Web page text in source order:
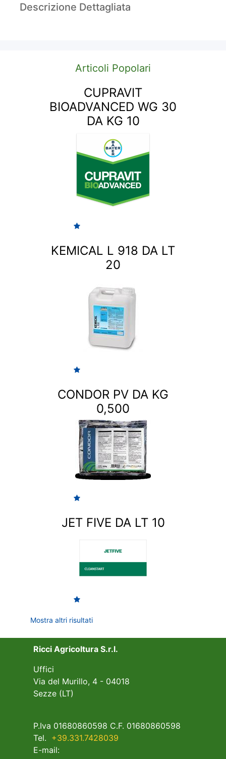
Descrizione Dettagliata
Articoli Popolari
CUPRAVIT
BIOADVANCED WG 30
DA KG 10
KEMICAL L 918 DA LT
20
CONDOR PV DA KG
0,500
JET FIVE DA LT 10
Mostra altri risultati
Ricci Agricoltura S.r.l.
Uffici
Via del Murillo, 4 - 04018
Sezze (LT)
P.Iva 01680860598 C.F. 01680860598
Tel. +39.331.7428039
E-mail: